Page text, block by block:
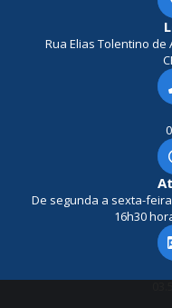
Rua Elias Tolentino de
De segunda a sexta-
16h30